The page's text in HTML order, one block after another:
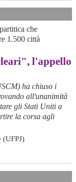
che
1.500 città
l'appello
ha chiuso i
all'unanimità
gli Stati Uniti a
la corsa agli
(UFPJ)